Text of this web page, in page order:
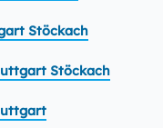
Stöckach
Stöckach